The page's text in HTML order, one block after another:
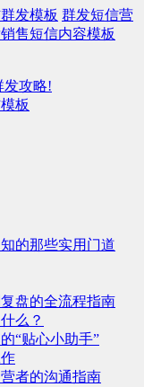
发模板 群发短信营
售短信内容模板
发攻略!
板
的那些实用门道
盘的全流程指南
么？
“贴心小助手”
者的沟通指南